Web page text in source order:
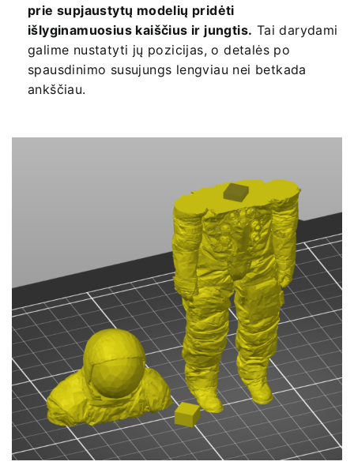
prie supjaustytų modelių pridėti
išlyginamuosius kaiščius ir jungtis. Tai darydami
galime nustatyti jų pozicijas, o detalės po
spausdinimo susujungs lengviau nei betkada
ankščiau.